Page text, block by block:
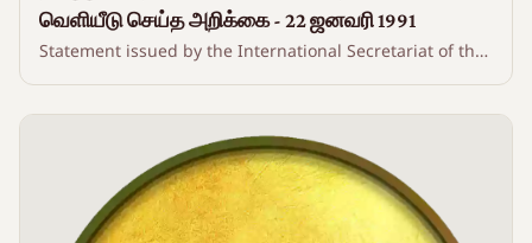
வெளியீடு செய்த அறிக்கை - 22 ஜனவரி 1991
Statement issued by the International Secretariat of the